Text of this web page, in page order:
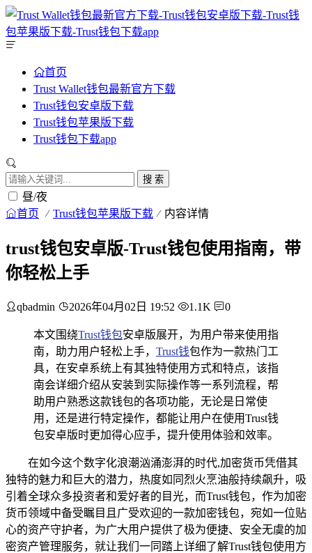
首页
Trust Wallet钱包最新官方下载
Trust钱包安卓版下载
Trust钱包苹果版下载
Trust钱包下载app
搜 索
昼/夜
首页 Trust钱包苹果版下载 内容详情
trust钱包安卓版-Trust钱包使用指南，带
你轻松上手
qbadmin 2026年04月02日 19:52 1.1K 0
本文围绕Trust钱包安卓版展开，为用户带来使用指
南，助力用户轻松上手， Trust钱包作为一款热门工
具，在安卓系统上有其独特使用方式和特点，该指
南会详细介绍从安装到实际操作等一系列流程，帮
助用户熟悉这款钱包的各项功能，无论是日常使
用，还是进行特定操作，都能让用户在使用Trust钱
包安卓版时更加得心应手，提升使用体验和效率。
在如今这个数字化浪潮汹涌澎湃的时代,加密货币凭借其
独特的魅力和巨大的潜力，热度如同烈火烹油般持续飙升，吸
引着全球众多投资者和爱好者的目光，而Trust钱包，作为加密
货币领域中备受瞩目且广受欢迎的一款加密钱包，宛如一位贴
心的资产守护者，为广大用户提供了极为便捷、安全无虞的加
密资产管理服务，就让我们一同踏上详细了解Trust钱包使用方